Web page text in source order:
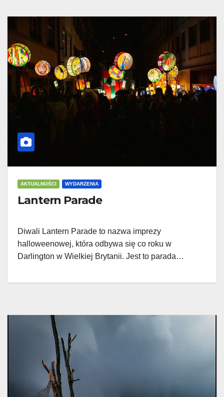
AKTUALNOŚCI WYDARZENIA
Lantern Parade
Diwali Lantern Parade to nazwa imprezy
halloweenowej, która odbywa się co roku w
Darlington w Wielkiej Brytanii. Jest to parada…